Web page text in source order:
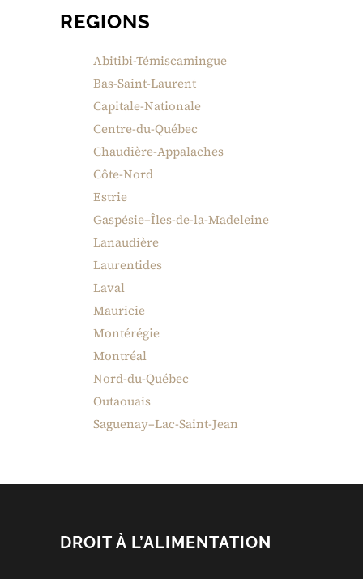
REGIONS
Abitibi-Témiscamingue
Bas-Saint-Laurent
Capitale-Nationale
Centre-du-Québec
Chaudière-Appalaches
Côte-Nord
Estrie
Gaspésie–Îles-de-la-Madeleine
Lanaudière
Laurentides
Laval
Mauricie
Montérégie
Montréal
Nord-du-Québec
Outaouais
Saguenay–Lac-Saint-Jean
DROIT À L’ALIMENTATION